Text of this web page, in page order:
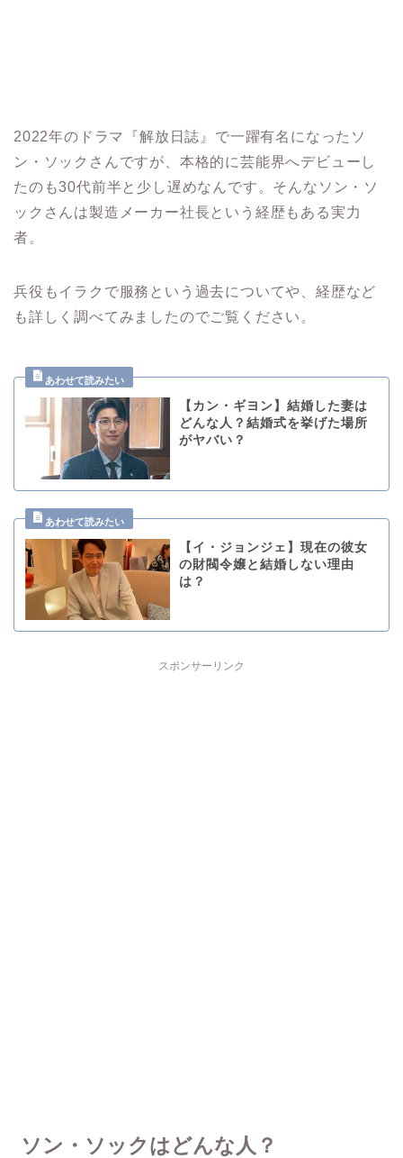
2022年のドラマ『解放日誌』で一躍有名になったソ
ン・ソックさんですが、本格的に芸能界へデビューし
たのも30代前半と少し遅めなんです。 そんなソン・ソ
ックさんは製造メーカー社長という経歴もある実力
者。
兵役もイラクで服務という過去についてや、経歴など
も詳しく調べてみましたのでご覧ください。
【カン・ギヨン】結婚した妻は
どんな人？結婚式を挙げた場所
がヤバい？
【イ・ジョンジェ】現在の彼女
の財閥令嬢と結婚しない理由
は？
スポンサーリンク
ソン・ソックはどんな人？